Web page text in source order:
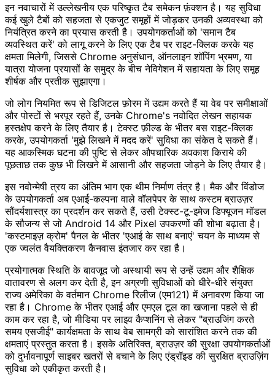
इन नवाचारों में उल्लेखनीय एक परिष्कृत टैब समेकन फ़ंक्शन है। यह सुविधा
कई खुले टैबों को सहजता से एकजुट समूहों में जोड़कर उनकी अव्यवस्था को
नियंत्रित करने का प्रयास करती है। उपयोगकर्ताओं को 'समान टैब
व्यवस्थित करें' को लागू करने के लिए एक टैब पर राइट-क्लिक करके यह
क्षमता मिलेगी, जिससे Chrome अनुसंधान, ऑनलाइन शॉपिंग भ्रमण, या
यात्रा योजना प्रयासों के समुद्र के बीच नेविगेशन में सहायता के लिए समूह
शीर्षक और प्रतीक सुझाएगा।
जो लोग नियमित रूप से डिजिटल फ़ोरम में उद्यम करते हैं या वेब पर समीक्षाओं
और पोस्टों से भरपूर रहते हैं, उनके Chrome's नवोदित लेखन सहायक
हस्तक्षेप करने के लिए तैयार है। टेक्स्ट फ़ील्ड के भीतर बस राइट-क्लिक
करके, उपयोगकर्ता 'मुझे लिखने में मदद करें' सुविधा का संकेत दे सकते हैं।
यह आकस्मिक घटना की पुष्टि से लेकर औपचारिक अवकाश किराये की
पूछताछ तक कुछ भी लिखने में आसानी और सहजता जोड़ने के लिए तैयार है।
इस नवोन्मेषी त्रय का अंतिम भाग एक थीम निर्माण तंत्र है। मैक और विंडोज
के उपयोगकर्ता अब एआई-कल्पना वाले वॉलपेपर के साथ कस्टम ब्राउज़र
सौंदर्यशास्त्र का प्रदर्शन कर सकते हैं, उसी टेक्स्ट-टू-इमेज डिफ्यूजन मॉडल
के सौजन्य से जो Android 14 और Pixel उपकरणों की शोभा बढ़ाता है।
'कस्टमाइज़ क्रोम' पैनल के भीतर 'एआई के साथ बनाएं' चयन के माध्यम से
एक ज्वलंत वैयक्तिकरण कैनवास इंतजार कर रहा है।
प्रयोगात्मक स्थिति के बावजूद जो अस्थायी रूप से उन्हें उद्यम और शैक्षिक
वातावरण से अलग कर देती है, इन अग्रणी सुविधाओं को धीरे-धीरे संयुक्त
राज्य अमेरिका के वर्तमान Chrome रिलीज (एम121) में अनावरण किया जा
रहा है। Chrome के भीतर एआई और एमएल टूल का खजाना पहले से ही
काम कर रहा है, जो मीडिया पर लाइव कैप्शनिंग से लेकर "ब्राउजिंग करते
समय एसजीई" कार्यक्षमता के साथ वेब सामग्री को सारांशित करने तक की
क्षमताएं प्रस्तुत करता है। इसके अतिरिक्त, ब्राउज़र की सुरक्षा उपयोगकर्ताओं
को दुर्भावनापूर्ण साइबर खतरों से बचाने के लिए एंड्रॉइड की सुरक्षित ब्राउज़िंग
सुविधा को एकीकृत करती है।